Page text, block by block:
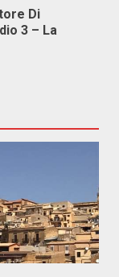
Di
3 – La